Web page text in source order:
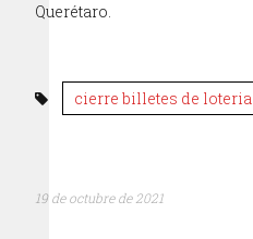
Querétaro.
cierre billetes de loteria
19 de octubre de 2021